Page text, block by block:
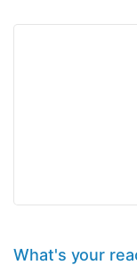
What's your